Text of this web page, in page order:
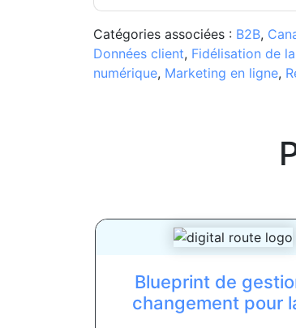
Catégories associées : B2B,
Données client, Fidélisation de
numérique, Marketing en ligne,
Blueprint de
changement pour